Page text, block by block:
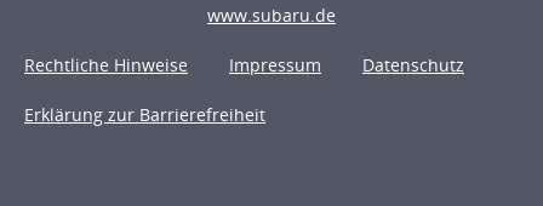
www.subaru.de
Rechtliche Hinweise Impressum Datenschutz
Erklärung zur Barrierefreiheit